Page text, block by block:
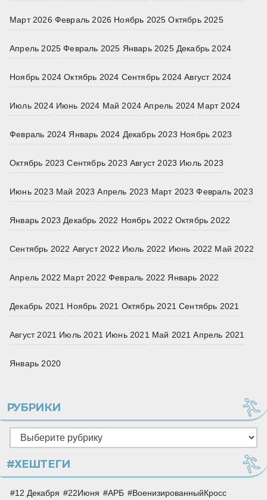
Март 2026 Февраль 2026 Ноябрь 2025 Октябрь 2025
Апрель 2025 Февраль 2025 Январь 2025 Декабрь 2024
Ноябрь 2024 Октябрь 2024 Сентябрь 2024 Август 2024
Июль 2024 Июнь 2024 Май 2024 Апрель 2024 Март 2024
Февраль 2024 Январь 2024 Декабрь 2023 Ноябрь 2023
Октябрь 2023 Сентябрь 2023 Август 2023 Июль 2023
Июнь 2023 Май 2023 Апрель 2023 Март 2023 Февраль 2023
Январь 2023 Декабрь 2022 Ноябрь 2022 Октябрь 2022
Сентябрь 2022 Август 2022 Июль 2022 Июнь 2022 Май 2022
Апрель 2022 Март 2022 Февраль 2022 Январь 2022
Декабрь 2021 Ноябрь 2021 Октябрь 2021 Сентябрь 2021
Август 2021 Июль 2021 Июнь 2021 Май 2021 Апрель 2021
Январь 2020
РУБРИКИ
Рубрики
#ХЕШТЕГИ
12 Декабря 22Июня АРБ
ВоенизированныйКросс